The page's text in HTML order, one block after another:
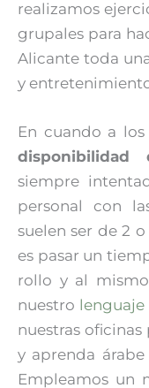
realizamos
grupales para
Alicante toda
y
En cuando a los
disponibilidad
siempre
personal con
suelen ser de 2
es pasar un
rollo y al
nuestro lenguaje
nuestras
y aprenda
Empleamos un